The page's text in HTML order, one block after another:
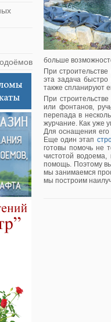
больше
При
эта задача
также спланируют
При
или фонтанов,
перепада в
журчание. Как уже
Для оснащения его
Еще один этап
готовы помочь не
чистотой
помощь. Поэтому
мы занимаемся
мы построим